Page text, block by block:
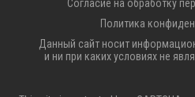
Согласие на обработку
Политика
Данный сайт носит
и ни при каких условиях не